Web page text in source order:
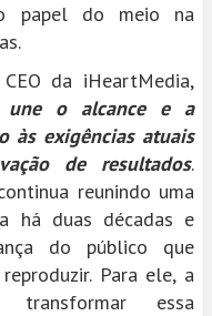
papel do meio na
da iHeartMedia,
une o alcance e a
às exigências atuais
de resultados.
reunindo uma
há duas décadas e
do público que
Para ele, a
essa